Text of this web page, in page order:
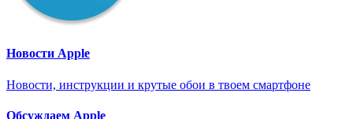
Новости Apple
Новости, инструкции и крутые обои в твоем смартфоне
Обсуждаем Apple